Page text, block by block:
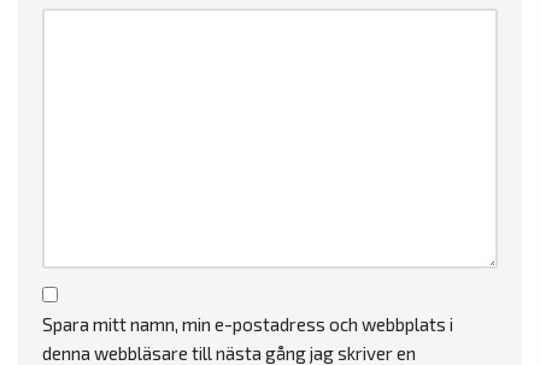
Spara mitt namn, min e-postadress och webbplats i
denna webbläsare till nästa gång jag skriver en